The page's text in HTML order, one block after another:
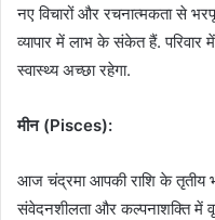
नए विचारों और रचनात्मकता से
व्यापार में लाभ के संकेत हैं. परिवार
स्वास्थ्य अच्छा रहेगा.
मीन (Pisces):
आज चंद्रमा आपकी राशि के
संवेदनशीलता और कल्पनाशक्ति में